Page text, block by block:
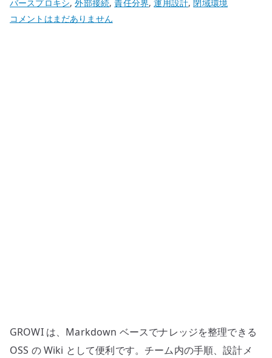
バースプロキシ,外部接続,責任分界,運用設計,閉域環境
GROWI
運
用
コメントはまだありません
GROWI は、Markdown ベースでナレッジを整理できる
OSS の Wiki として便利です。チーム内の手順、設計メ